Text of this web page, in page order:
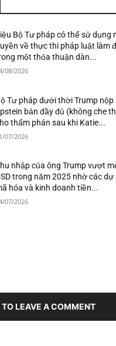
Bộ Tư pháp có thể sử dụng
về thực thi pháp luật làm
một thỏa thuận dàn...
08/2026
Tư pháp dưới thời Trump nộp
bản đầy đủ (không che
thẩm phán sau khi Katie...
07/2026
nhập của ông Trump vượt
trong năm 2025 nhờ các dự
hóa và kinh doanh tiền...
07/2026
TO LEAVE A COMMENT